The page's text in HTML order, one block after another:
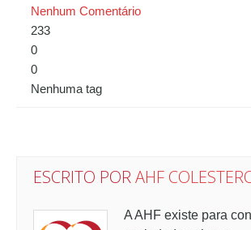
Nenhum Comentário
233
0
0
Nenhuma tag
ESCRITO PORAHF
A AHF existe para